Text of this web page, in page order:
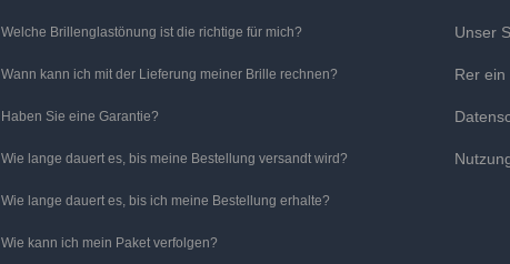
Welche Brillenglastönung ist die richtige für mich?
Wann kann ich mit der Lieferung meiner Brille rechnen?
Haben Sie eine Garantie?
Wie lange dauert es, bis meine Bestellung versandt wird?
Wie lange dauert es, bis ich meine Bestellung erhalte?
Wie kann ich mein Paket verfolgen?
Unser
Rer